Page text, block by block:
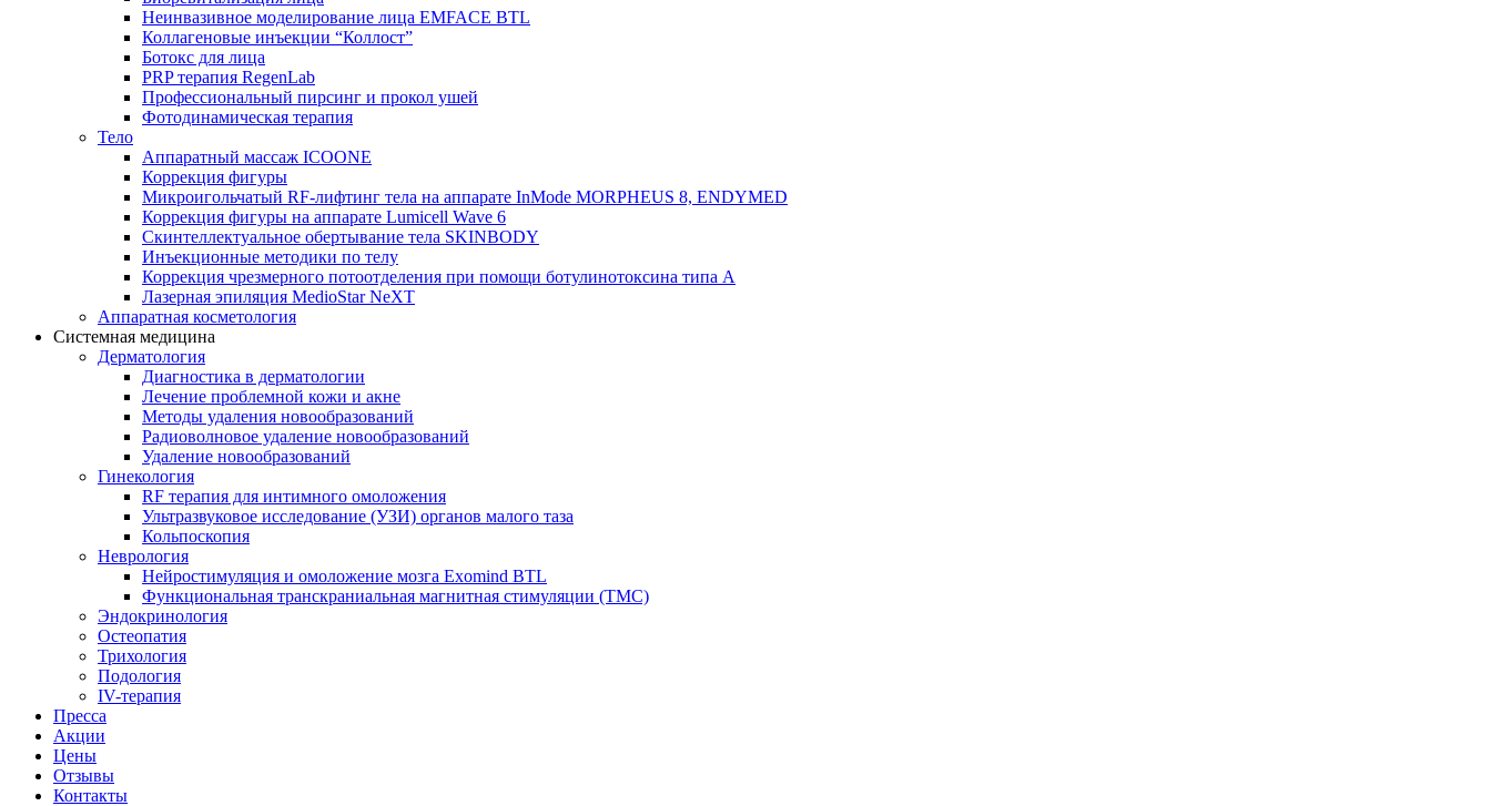
Неинвазивное моделирование лица EMFACE BTL
Коллагеновые инъекции “Коллост”
Ботокс для лица
PRP терапия RegenLab
Профессиональный пирсинг и прокол ушей
Фотодинамическая терапия
Тело
Аппаратный массаж ICOONE
Коррекция фигуры
Микроигольчатый RF-лифтинг тела на аппарате InMode MORPHEUS 8, ENDYMED
Коррекция фигуры на аппарате Lumicell Wave 6
Скинтеллектуальное обертывание тела SKINBODY
Инъекционные методики по телу
Коррекция чрезмерного потоотделения при помощи ботулинотоксина типа А
Лазерная эпиляция MedioStar NeXT
Аппаратная косметология
Системная медицина
Дерматология
Диагностика в дерматологии
Лечение проблемной кожи и акне
Методы удаления новообразований
Радиоволновое удаление новообразований
Удаление новообразований
Гинекология
RF терапия для интимного омоложения
Ультразвуковое исследование (УЗИ) органов малого таза
Кольпоскопия
Неврология
Нейростимуляция и омоложение мозга Exomind BTL
Функциональная транскраниальная магнитная стимуляции (ТМС)
Эндокринология
Остеопатия
Трихология
Подология
IV-терапия
Пресса
Акции
Цены
Отзывы
Контакты